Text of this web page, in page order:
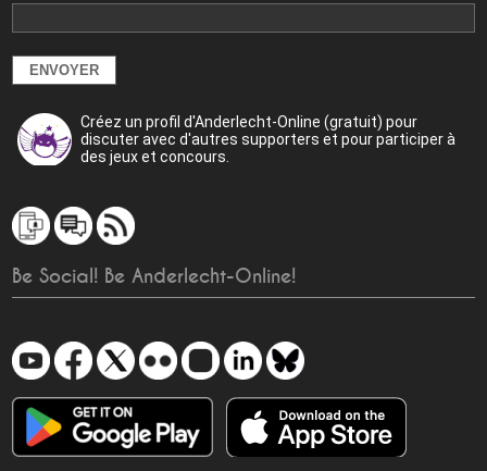
Créez un profil d'Anderlecht-Online (gratuit) pour
discuter avec d'autres supporters et pour participer à
des jeux et concours.
Be Social! Be Anderlecht-Online!